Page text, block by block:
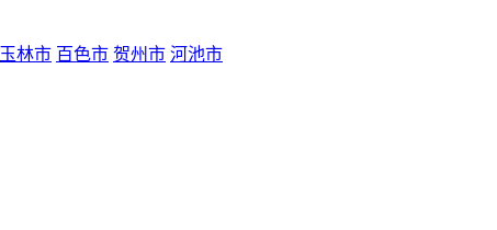
玉林市 百色市 贺州市 河池市